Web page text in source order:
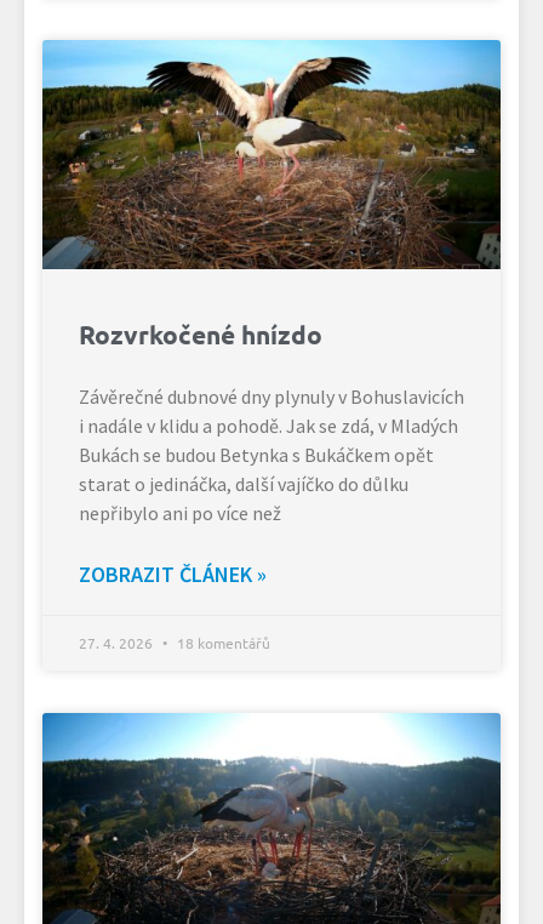
Rozvrkočené hnízdo
Závěrečné dubnové dny plynuly v Bohuslavicích
i nadále v klidu a pohodě. Jak se zdá, v Mladých
Bukách se budou Betynka s Bukáčkem opět
starat o jedináčka, další vajíčko do důlku
nepřibylo ani po více než
ZOBRAZIT ČLÁNEK »
27. 4. 2026 18 komentářů